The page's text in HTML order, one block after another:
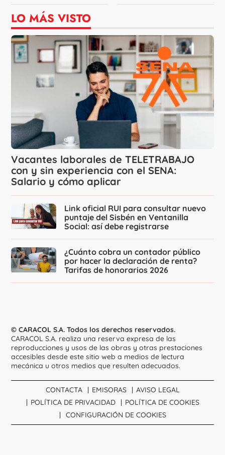
LO MÁS VISTO
Vacantes laborales de TELETRABAJO
con y sin experiencia con el SENA:
Salario y cómo aplicar
Link oficial RUI para consultar nuevo
puntaje del Sisbén en Ventanilla
Social: así debe registrarse
¿Cuánto cobra un contador público
por hacer la declaración de renta?
Tarifas de honorarios 2026
© CARACOL S.A. Todos los derechos reservados.
CARACOL S.A. realiza una reserva expresa de las
reproducciones y usos de las obras y otras prestaciones
accesibles desde este sitio web a medios de lectura
mecánica u otros medios que resulten adecuados.
CONTACTA EMISORAS
AVISO LEGAL
POLÍTICA DE PRIVACIDAD
POLÍTICA DE COOKIES
CONFIGURACIÓN DE COOKIES